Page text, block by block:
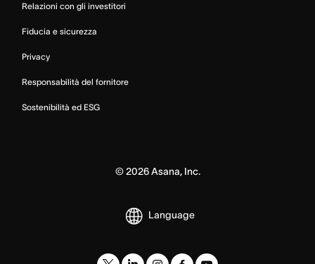
Relazioni con gli investitori
Fiducia e sicurezza
Privacy
Responsabilità del fornitore
Sostenibilità ed ESG
© 2026Asana, Inc.
Language